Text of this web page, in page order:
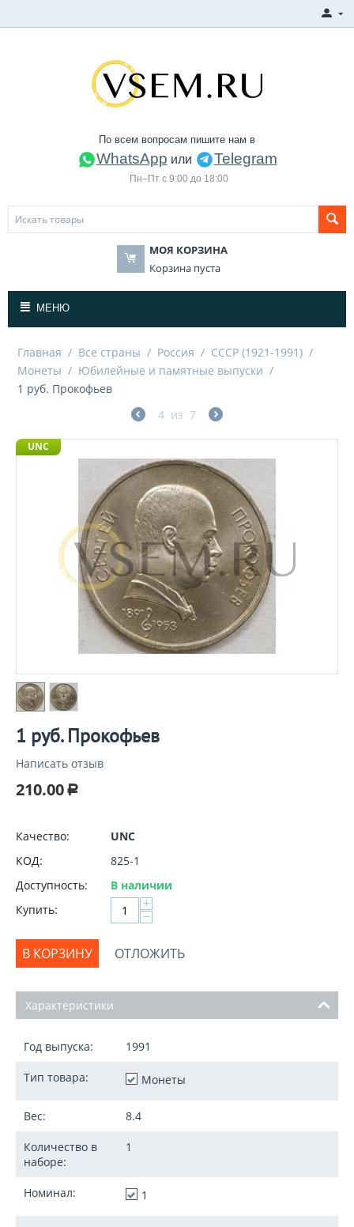
По всем вопросам пишите нам в
WhatsApp или Telegram
Пн–Пт с 9:00 до 18:00
МОЯ КОРЗИНА
Корзина пуста
МЕНЮ
Главная / Все страны / Россия / СССР (1921-1991) /
Монеты / Юбилейные и памятные выпуски /
1 руб. Прокофьев
4 из 7
UNC
1 руб. Прокофьев
Написать отзыв
210.00 Р
Качество:
UNC
КОД:
825-1
Доступность:
В наличии
Купить:
+
−
В КОРЗИНУ ОТЛОЖИТЬ
Характеристики
Год выпуска: 1991
Тип товара: Монеты
Вес: 8.4
Количество в
наборе:
1
Номинал: 1